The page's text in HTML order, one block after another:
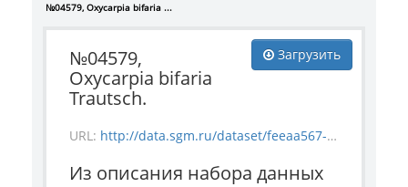
№04579, Oxycarpia bifaria ...
Загрузить
№04579,
Oxycarpia bifaria
Trautsch.
URL: http://data.sgm.ru/dataset/feeaa567-e841-4fc6-ab56-73987ea6492e/resource/f0d4f28c-5122-45e0-84b0-1a7f6216ec8d/download/flora_4579.jpg
Из описания набора данных